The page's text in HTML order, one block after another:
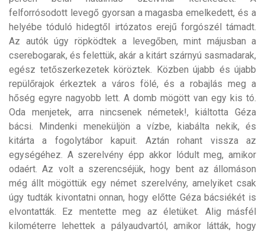
felforrósodott levegő gyorsan a magasba emelkedett, és a
helyébe tóduló hidegtől irtózatos erejű forgószél támadt.
Az autók úgy röpködtek a levegőben, mint májusban a
cserebogarak, és felettük, akár a kitárt szárnyú sasmadarak,
egész tetőszerkezetek köröztek. Közben újabb és újabb
repülőrajok érkeztek a város fölé, és a robajlás meg a
hőség egyre nagyobb lett. A domb mögött van egy kis tó.
Oda menjetek, arra nincsenek németek!, kiáltotta Géza
bácsi. Mindenki meneküljön a vízbe, kiabálta nekik, és
kitárta a fogolytábor kapuit. Aztán rohant vissza az
egységéhez. A szerelvény épp akkor lódult meg, amikor
odaért. Az volt a szerencséjük, hogy bent az állomáson
még állt mögöttük egy német szerelvény, amelyiket csak
úgy tudták kivontatni onnan, hogy előtte Géza bácsiékét is
elvontatták. Ez mentette meg az életüket. Alig másfél
kilométerre lehettek a pályaudvartól, amikor látták, hogy